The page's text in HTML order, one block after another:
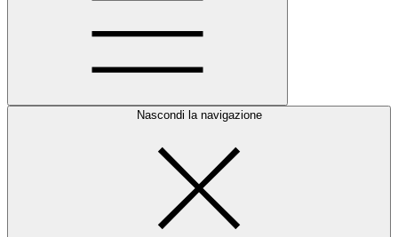
Nascondi la navigazione